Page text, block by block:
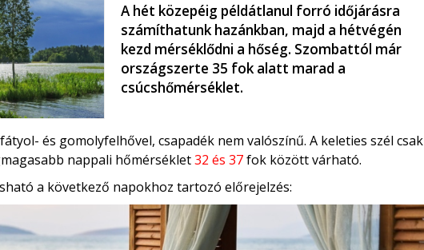
A hét közepéig példátlanul forró időjárásra
számíthatunk hazánkban, majd a hétvégén
kezd mérséklődni a hőség. Szombattól már
országszerte 35 fok alatt marad a
csúcshőmérséklet.
és gomolyfelhővel, csapadék nem valószínű. A keleties szél csak
nappali hőmérséklet32 és 37fok között várható.
a következő napokhoz tartozó előrejelzés: